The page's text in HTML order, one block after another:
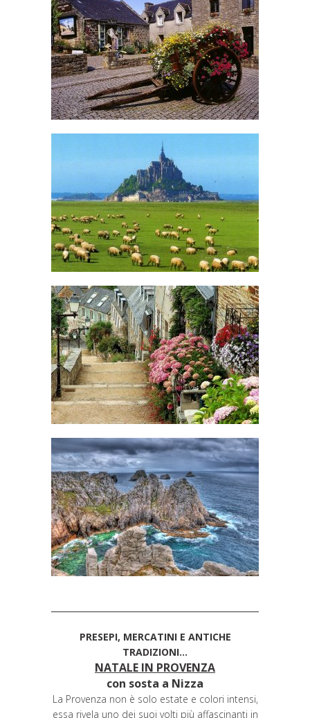
PRESEPI, MERCATINI E ANTICHE
TRADIZIONI…
NATALE IN PROVENZA
con sosta a Nizza
La Provenza non è solo estate e colori intensi,
essa rivela uno dei suoi volti più affascinanti in